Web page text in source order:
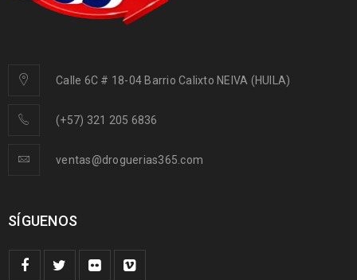
Calle 6C # 18-04 Barrio Calixto NEIVA (HUILA)
(+57) 321 205 6836
ventas@droguerias365.com
SÍGUENOS